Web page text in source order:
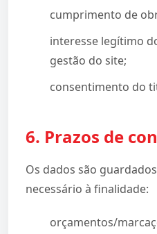
cumprimento de
interesse legítimo
gestão do site;
consentimento do
6. Prazos de
Os dados são
necessário à finalidade:
orçamentos/